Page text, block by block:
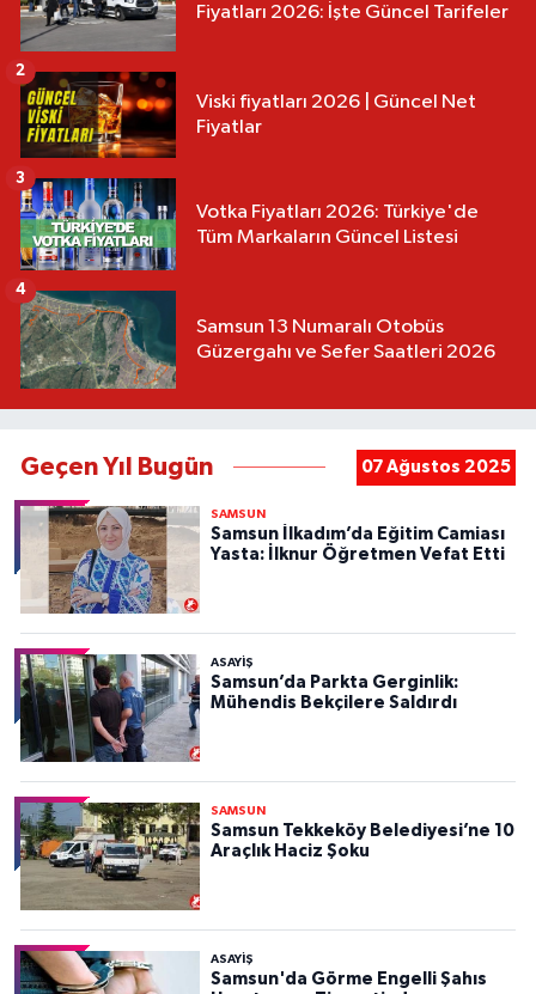
Fiyatları 2026: İşte Güncel Tarifeler
Viski fiyatları 2026 | Güncel Net
Fiyatlar
2
Votka Fiyatları 2026: Türkiye'de
Tüm Markaların Güncel Listesi
3
Samsun 13 Numaralı Otobüs
Güzergahı ve Sefer Saatleri 2026
4
Geçen Yıl Bugün 07 Ağustos 2025
SAMSUN
Samsun İlkadım’da Eğitim Camiası
Yasta: İlknur Öğretmen Vefat Etti
ASAYIŞ
Samsun’da Parkta Gerginlik:
Mühendis Bekçilere Saldırdı
SAMSUN
Samsun Tekkeköy Belediyesi’ne 10
Araçlık Haciz Şoku
ASAYIŞ
Samsun'da Görme Engelli Şahıs